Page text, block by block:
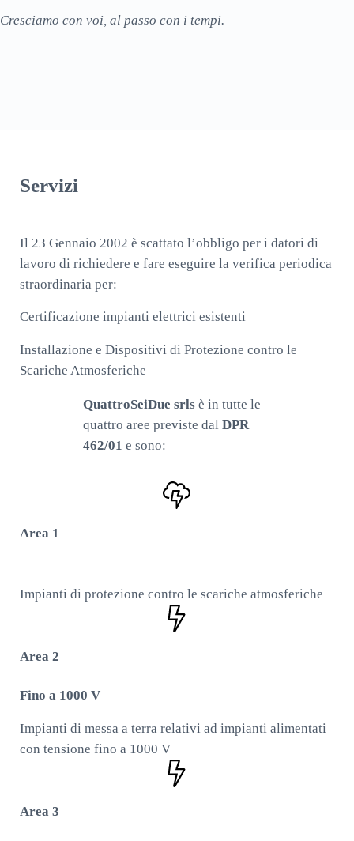
Cresciamo con voi, al passo con i tempi.
Servizi
Il 23 Gennaio 2002 è scattato l’obbligo per i datori di
lavoro di richiedere e fare eseguire la verifica periodica
straordinaria per:
Certificazione impianti elettrici esistenti
Installazione e Dispositivi di Protezione contro le
Scariche Atmosferiche
QuattroSeiDue srlsè in tutte le
quattro aree previste dal DPR
462/01 e sono:
Area 1
Impianti di protezione contro le scariche atmosferiche
Area 2
Fino a 1000 V
Impianti di messa a terra relativi ad impianti alimentati
con tensione fino a 1000 V
Area 3